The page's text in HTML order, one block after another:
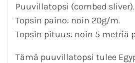
Puuvillatopsi (combed sliver).
Topsin paino: noin 20g/m.
Topsin pituus: noin 5 metriä
Tämä puuvillatopsi tulee